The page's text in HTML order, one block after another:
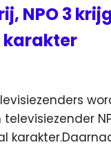
NPO 3
karakter.